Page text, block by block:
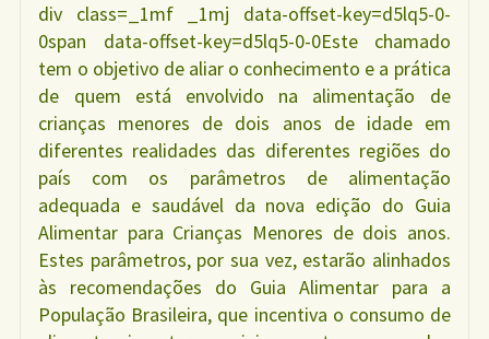
div class=_1mf _1mj data-offset-key=d5lq5-0-
0span data-offset-key=d5lq5-0-0Este chamado
tem o objetivo de aliar o conhecimento e a prática
de quem está envolvido na alimentação de
crianças menores de dois anos de idade em
diferentes realidades das diferentes regiões do
país com os parâmetros de alimentação
adequada e saudável da nova edição do Guia
Alimentar para Crianças Menores de dois anos.
Estes parâmetros, por sua vez, estarão alinhados
às recomendações do Guia Alimentar para a
População Brasileira, que incentiva o consumo de